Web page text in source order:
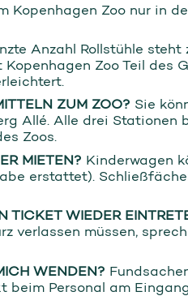
Kopenhagen Zoo nur in
Anzahl Rollstühle
Zoo Teil des
ZUM ZOO? Sie
Allé. Alle drei Stationen
Zoos.
MIETEN? Kinderwagen
erstattet).
TICKET WIEDER
verlassen müssen,
WENDEN?
Personal am